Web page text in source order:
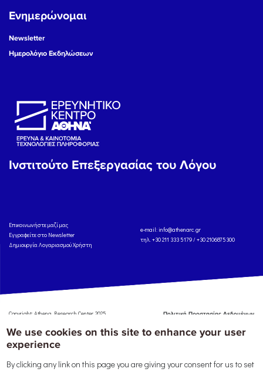
Ενημερώνομαι
Newsletter
Ημερολόγιο Εκδηλώσεων
Ινστιτούτο Επεξεργασίας του Λόγου
Eπικοινωνήστε μαζί μας
Εγγραφείτε στο Newsletter
Δημιουργία Λογαριασμού Χρήστη
e-mail: info@athenarc.gr
τηλ. +30 211 333 5179 / +30 2106875300
Copyright: Athena Research Center, 2025
Πολιτική Προστασίας Δεδομένων
Χρήσης
Αναφορά
We use cookies on this site to enhance your user
experience
By clicking any link on this page you are giving your consent for us to set